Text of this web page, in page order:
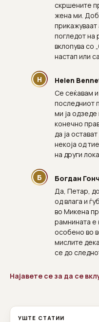
скршените
жена ми.
прикажуваат
погледот на
вклопува со
настап или
H Helen
Се сеќавам
последниот
ми ја
конечно
да ја
некоја од
на други
Б Богдан
Да, Петар,
од влага и
во Микена
рамнината е
особено во
мислите
се до
Најавете се за да се
УШТЕ СТАТИИ